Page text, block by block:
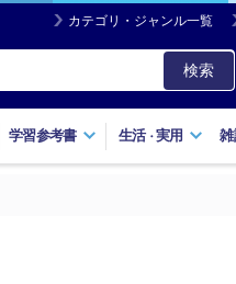
カテゴリ・ジャンル一覧
検索
学習参考書 生活・実用 雑